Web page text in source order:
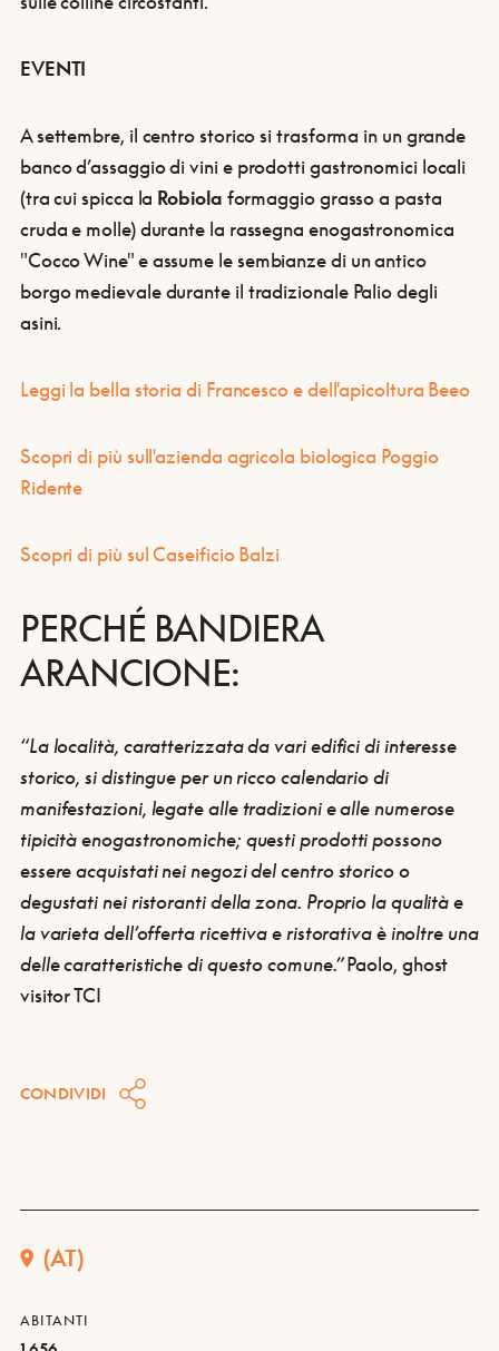
EVENTI
A settembre, il centro storico si trasforma in un grande
banco d’assaggio di vini e prodotti gastronomici locali
(tra cui spicca la Robiola formaggio grasso a pasta
cruda e molle) durante la rassegna enogastronomica
"Cocco Wine" e assume le sembianze di un antico
borgo medievale durante il tradizionale Palio degli
asini.
Leggi la bella storia di Francesco e dell'apicoltura Beeo
Scopri di più sull'azienda agricola biologica Poggio
Ridente
Scopri di più sul Caseificio Balzi
PERCHÉ BANDIERA
ARANCIONE:
“La località, caratterizzata da vari edifici di interesse
storico, si distingue per unricco calendario di
manifestazioni, legate alle tradizioni e alle numerose
tipicità enogastronomiche; questi prodotti possono
essere acquistati nei negozi del centro storico o
degustati nei ristoranti della zona. Proprio laqualità e
la varieta dell’offerta ricettiva e ristorativaè inoltre una
delle caratteristiche di questo comune.”Paolo, ghost
visitor TCI
CONDIVIDI
(AT)
ABITANTI